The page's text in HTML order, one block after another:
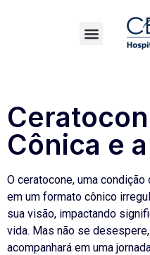
Cônica e
O ceratocone, uma
em um formato cônico
sua visão, impactando
vida. Mas não se
acompanhará em uma